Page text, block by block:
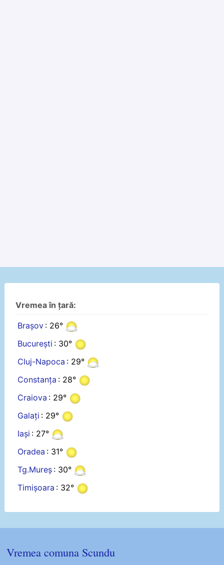
Vremea în țară:
Brașov : 26°
București : 30°
Cluj-Napoca : 29°
Constanța : 28°
Craiova : 29°
Galați : 29°
Iași : 27°
Oradea : 31°
Tg.Mureș : 30°
Timișoara : 32°
Vremea comuna Scundu